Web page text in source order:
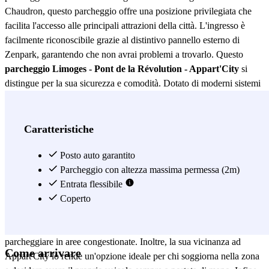
Chaudron, questo parcheggio offre una posizione privilegiata che
facilita l'accesso alle principali attrazioni della città. L'ingresso è
facilmente riconoscibile grazie al distintivo pannello esterno di
Zenpark, garantendo che non avrai problemi a trovarlo. Questo
parcheggio Limoges - Pont de la Révolution - Appart'City si
distingue per la sua sicurezza e comodità. Dotato di moderni sistemi
interesse lo rende un'opzione conveniente sia per residenti che per
una giornata di shopping o una visita turistica, questo parcheggio è
la soluzione perfetta. Un altro dei grandi vantaggi delparcheggio
Limoges - Pont de la Révolution - Appart'City
accesso. Situato in una zona centrale, permette un accesso rapido e
parcheggiare in aree congestionate. Inoltre, la sua vicinanza ad
Appart'City lo rende un'opzione ideale per chi soggiorna nella zona
Caratteristiche
Posto auto garantito
Parcheggio con altezza massima permessa (2m)
Entrata flessibile
Coperto
Come arrivare